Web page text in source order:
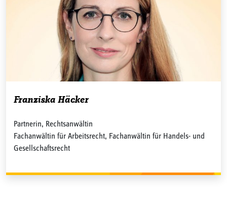
Franziska Häcker
Partnerin, Rechtsanwältin
Fachanwältin für Arbeitsrecht, Fachanwältin für Handels- und
Gesellschaftsrecht